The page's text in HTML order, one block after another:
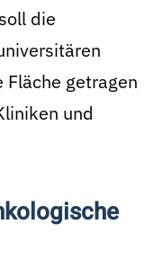
die
getragen
und